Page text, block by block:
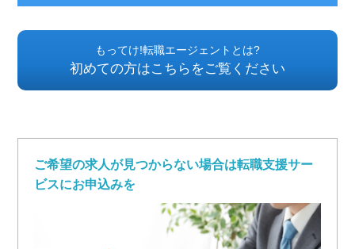
もってけ!転職エージェントとは?
初めての方はこちらをご覧ください
ご希望の求人が見つからない場合は転職支援サー
ビスにお申込みを